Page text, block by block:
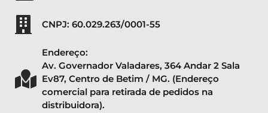
CNPJ: 60.029.263/0001-55
Endereço:
Av. Governador Valadares, 364 Andar 2 Sala
Ev87, Centro de Betim / MG. (Endereço
comercial para retirada de pedidos na
distribuidora).